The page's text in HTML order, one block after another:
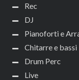
Rec
DJ
Pianoforti e
Chitarre e bassi
Drum Perc
Live